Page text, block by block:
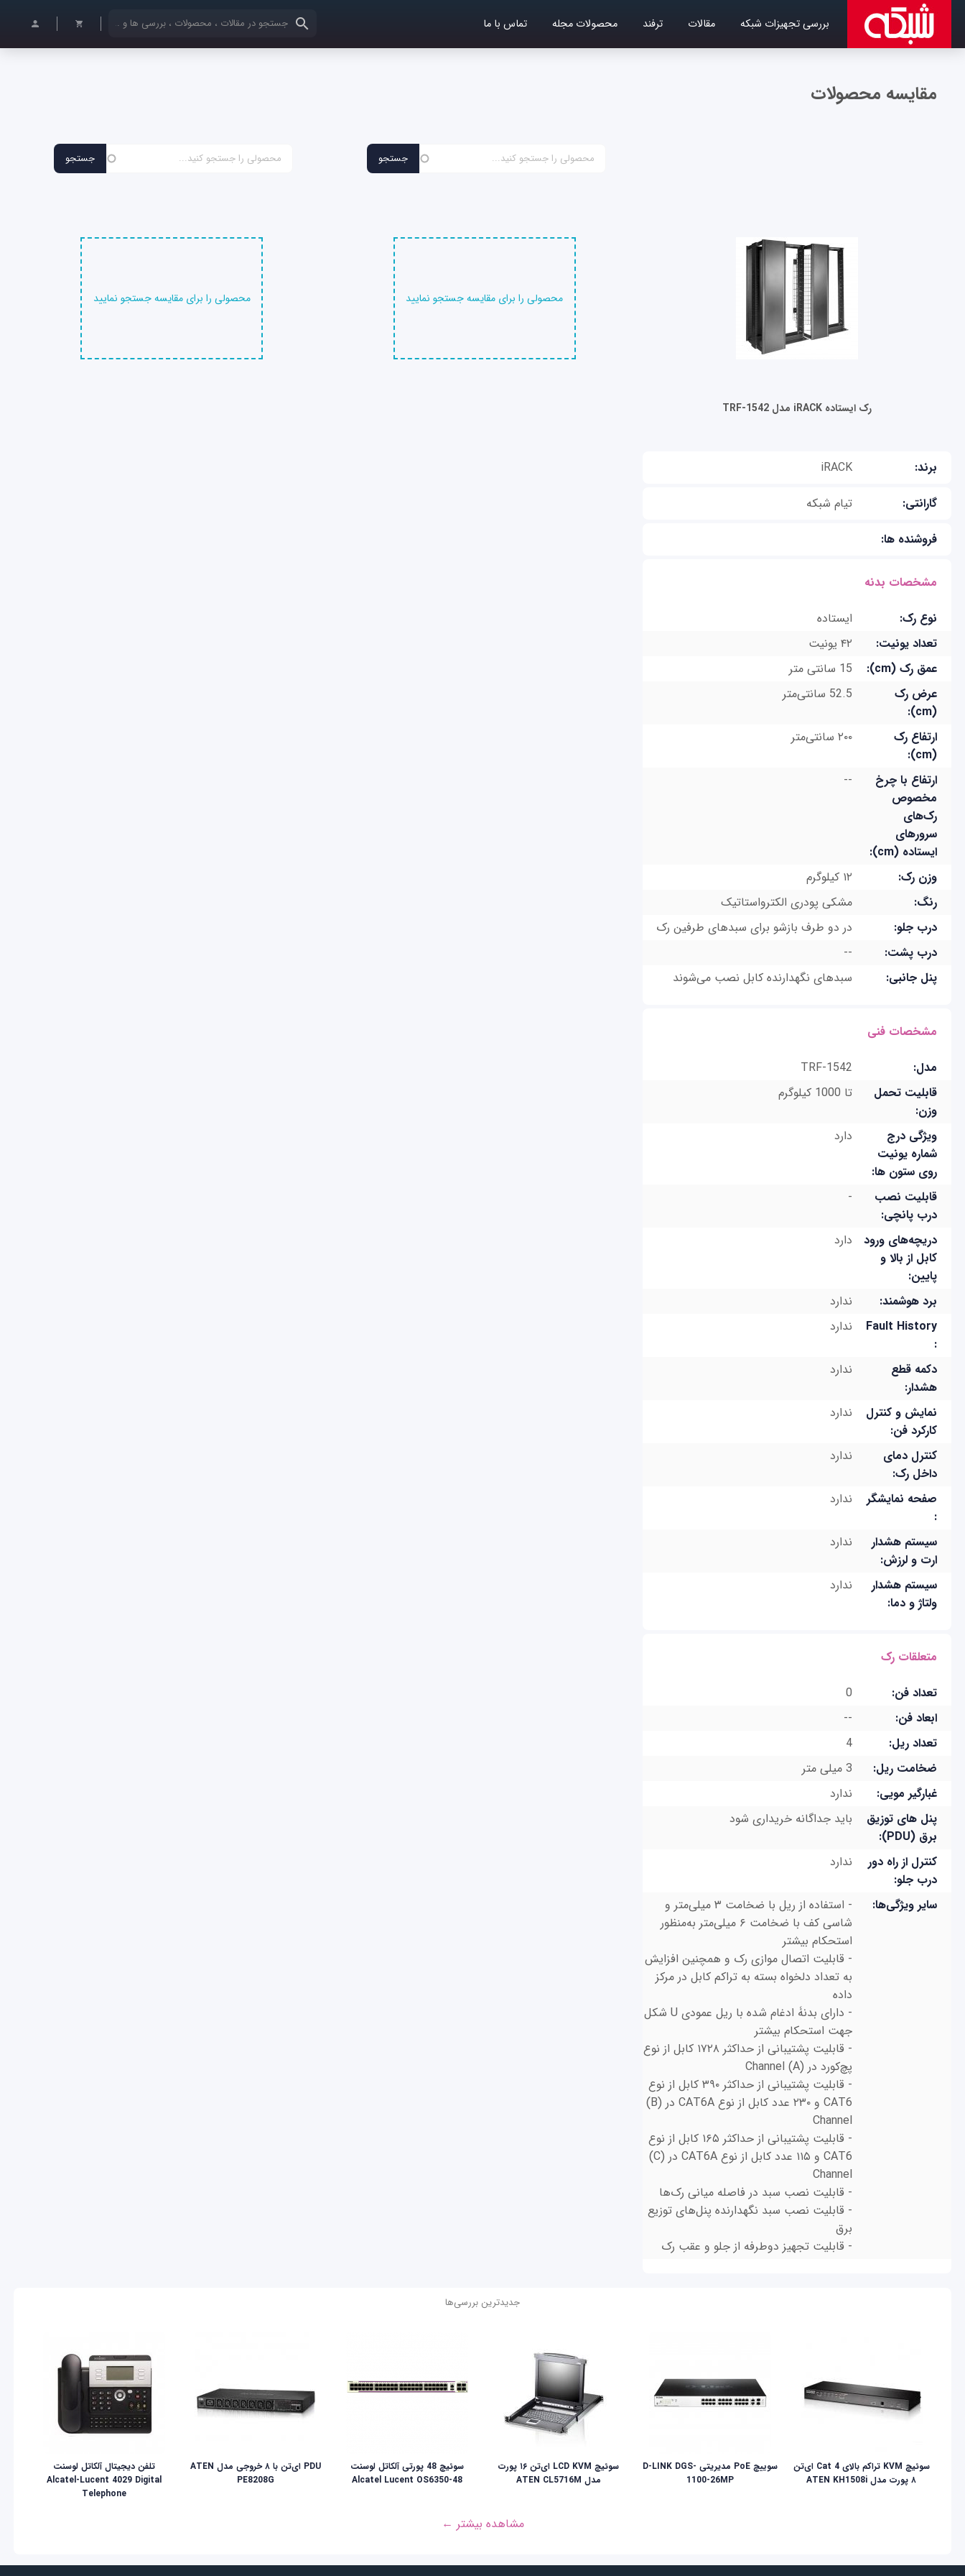
بررسی تجهیزات شبکه مقالات ترفند محصولات مجله تماس با ما کلمات کلیدی خود را وارد کنید
مقایسه محصولات
رک ایستاده iRACK مدل TRF-1542
برند:
iRACK
گارانتی:
تیام شبکه
فروشنده ها:
مشخصات بدنه
نوع رک:
ایستاده
تعداد یونیت:
۴٢ یونیت
عمق رک (cm):
15 سانتی متر
عرض رک
(cm):
52.5 سانتی‌متر
ارتفاع رک
(cm):
٢۰۰ سانتی‌متر
ارتفاع با چرخ
مخصوص
رک‌های
سرورهای
ایستاده (cm):
--
وزن رک:
١٢ کیلوگرم
رنگ:
مشکی پودری الکترواستاتیک
درب جلو:
در دو طرف بازشو برای سبدهای طرفین رک
درب پشت:
--
پنل جانبی:
سبدهای نگهدارنده کابل نصب می‌شوند
مشخصات فنی
مدل:
TRF-1542
قابلیت تحمل
وزن:
تا 1000 کیلوگرم
ویژگی درج
شماره یونیت
روی ستون ها:
دارد
قابلیت نصب
درب پانچی:
-
دریچه‌های ورود
کابل از بالا و
پایین:
دارد
برد هوشمند:
ندارد
Fault History
:
ندارد
دکمه قطع
هشدار:
ندارد
نمایش و کنترل
کارکرد فن:
ندارد
کنترل دمای
داخل رک:
ندارد
صفحه نمایشگر
:
ندارد
سیستم هشدار
ارت و لرزش:
ندارد
سیستم هشدار
ولتاژ و دما:
ندارد
متعلقات رک
تعداد فن:
0
ابعاد فن:
--
تعداد ریل:
4
ضخامت ریل:
3 میلی متر
غبارگیر مویی:
ندارد
پنل های توزیق
برق (PDU):
باید جداگانه خریداری شود
کنترل از راه دور
درب جلو:
ندارد
سایر ویژگی‌ها:
- استفاده از ریل با ضخامت ٣ میلی‌متر و
شاسی کف با ضخامت ۶ میلی‌متر به‌منظور
استحکام بیشتر
- قابلیت اتصال موازی رک و همچنین افزایش
به تعداد دلخواه بسته به تراکم کابل در مرکز
داده
- دارای بدنۀ ادغام شده با ریل عمودی U شکل
جهت استحکام بیشتر
- قابلیت پشتیبانی از حداکثر ۱۷۲۸ کابل از نوع
پچ‌کورد در (A) Channel
- قابلیت پشتیبانی از حداکثر ۳۹۰ کابل از نوع
CAT6 و ۲۳۰ عدد کابل از نوع CAT6A در (B)
Channel
- قابلیت پشتیبانی از حداکثر ۱۶۵ کابل از نوع
CAT6 و ۱۱۵ عدد کابل از نوع CAT6A در (C)
Channel
- قابلیت نصب سبد در فاصله میانی رک‌ها
- قابلیت نصب سبد نگهدارنده پنل‌های توزیع
برق
- قابلیت تجهیز دوطرفه از جلو و عقب رک
محصولی را برای مقایسه جستجو نمایید محصولی را برای مقایسه جستجو نمایید
جدیدترین بررسی‌ها
سوئیچ KVM تراکم بالای Cat 4 ای‌تن
۸ پورت مدل ATEN KH1508i
سوییچ PoE مدیریتی D-LINK DGS-
1100-26MP
سوئيچ LCD KVM ای‌تن ۱۶ پورت
مدل ATEN CL5716M
سوئیچ 48 پورتی آلکاتل لوسنت
Alcatel Lucent OS6350-48
PDU ای‌تن با ۸ خروجی مدل ATEN
PE8208G
تلفن دیجیتال آلکاتل لوسنت
Alcatel-Lucent 4029 Digital
Telephone
مشاهده بیشتر ←